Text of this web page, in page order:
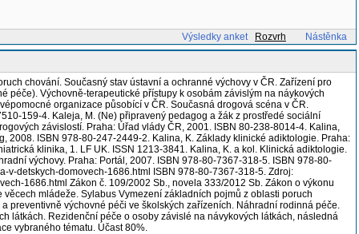
Výsledky anket Rozvrh Nástěnka
chování. Současný stav ústavní a ochranné výchovy v ČR. Zařízení pro
péče). Výchovně-terapeutické přístupy k osobám závislým na náykových
organizace působící v ČR. Současná drogová scéna v ČR.
159-4. Kaleja, M. (Ne) připravený pedagog a žák z prostředé sociální
závislostí. Praha: Úřad vlády ČR, 2001. ISBN 80-238-8014-4. Kalina,
2008. ISBN 978-80-247-2449-2. Kalina, K. Základy klinické adiktologie. Praha:
klinika, 1. LF UK. ISSN 1213-3841. Kalina, K. a kol. Klinická adiktologie.
výchovy. Praha: Portál, 2007. ISBN 978-80-7367-318-5. ISBN 978-80-
v-detskych-domovech-1686.html ISBN 978-80-7367-318-5. Zdroj:
1686.html Zákon č. 109/2002 Sb., novela 333/2012 Sb. Zákon o výkonu
mládeže. Sylabus Vymezení základních pojmů z oblasti poruch
preventivně výchovné péči ve školských zařízeních. Náhradní rodinná péče.
látkách. Rezidenční péče o osoby závislé na návykových látkách, následná
vybraného tématu. Účast 80%.